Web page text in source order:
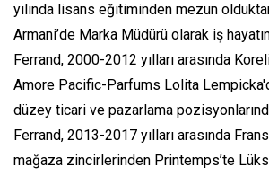
yılında lisans eğitiminden mezun
Armani’de Marka Müdürü olarak iş
Ferrand, 2000-2012 yılları arasında
Amore Pacific-Parfums Lolita
düzey ticari ve pazarlama
Ferrand, 2013-2017 yılları arasında
mağaza zincirlerinden Printemps’te Lüks